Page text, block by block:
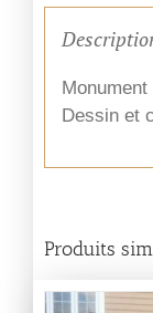
Monument
Dessin et
Produits